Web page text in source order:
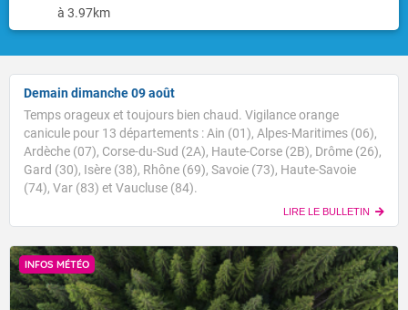
à 3.97km
Demain dimanche 09 août
Temps orageux et toujours bien chaud. Vigilance orange
canicule pour 13 départements : Ain (01), Alpes-Maritimes (06),
Ardèche (07), Corse-du-Sud (2A), Haute-Corse (2B), Drôme (26),
Gard (30), Isère (38), Rhône (69), Savoie (73), Haute-Savoie
(74), Var (83) et Vaucluse (84).
LIRE LE BULLETIN
INFOS MÉTÉO